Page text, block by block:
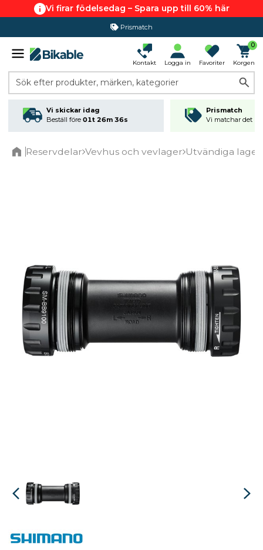
Vi firar födelsedag – Spara upp till 60% här
Prismatch
Kontakt Logga in Favoriter
0
Korgen
Sök efter produkter, märken, kategorier
Vi skickar idag
Beställ före 01t 26m 36s
Prismatch
Vi matchar det
Reservdelar Vevhus och vevlager Utvändiga lager